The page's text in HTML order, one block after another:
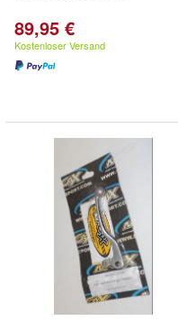
89,95 €
Kostenloser Versand